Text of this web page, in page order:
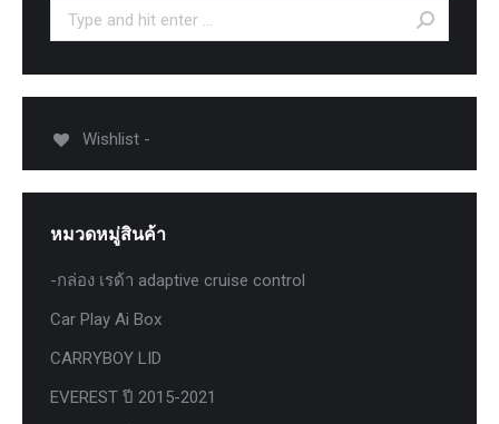
Search:
Wishlist -
หมวดหมู่สินค้า
-กล่อง เรด้า adaptive cruise control
Car Play Ai Box
CARRYBOY LID
EVEREST ปี 2015-2021